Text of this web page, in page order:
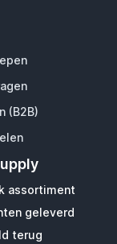
(B2B)
assortiment
geleverd
terug